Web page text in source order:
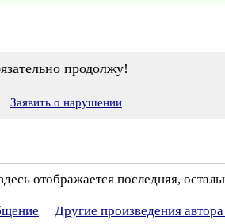
продолжу!
Заявить о нарушении
отображается последняя,
Другие произведения